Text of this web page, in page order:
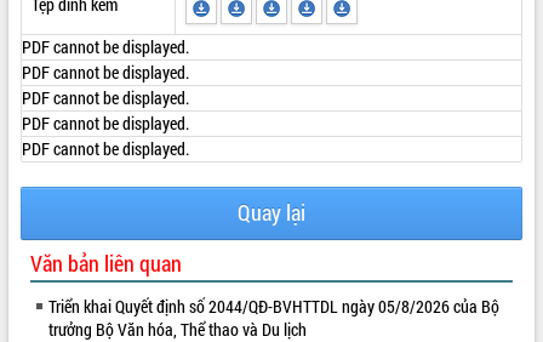
PDF cannot be displayed.
PDF cannot be displayed.
PDF cannot be displayed.
PDF cannot be displayed.
PDF cannot be displayed.
Quay lại
Văn bản liên quan
Triển khai Quyết định số 2044/QĐ-BVHTTDL ngày 05/8/2026 của Bộ
trưởng Bộ Văn hóa, Thể thao và Du lịch